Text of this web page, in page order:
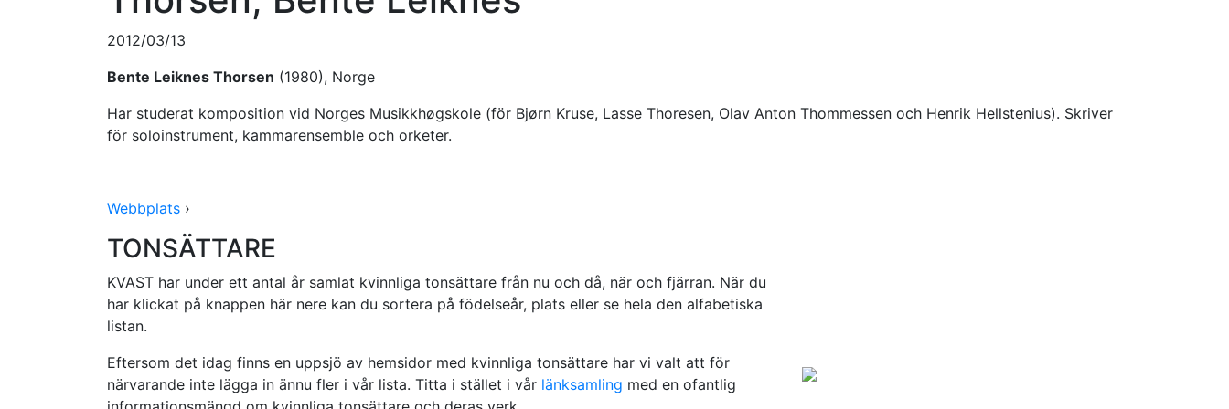
2012/03/13
Bente Leiknes Thorsen (1980), Norge
Har studerat komposition vid Norges Musikkhøgskole (för Bjørn Kruse, Lasse Thoresen, Olav Anton Thommessen och Henrik Hellstenius). Skriver
för soloinstrument, kammarensemble och orketer.
Webbplats ›
TONSÄTTARE
KVAST har under ett antal år samlat kvinnliga tonsättare från nu och då, när och fjärran. När du
har klickat på knappen här nere kan du sortera på födelseår, plats eller se hela den alfabetiska
listan.
Eftersom det idag finns en uppsjö av hemsidor med kvinnliga tonsättare har vi valt att för
närvarande inte lägga in ännu fler i vår lista. Titta i stället i vår länksamling med en ofantlig